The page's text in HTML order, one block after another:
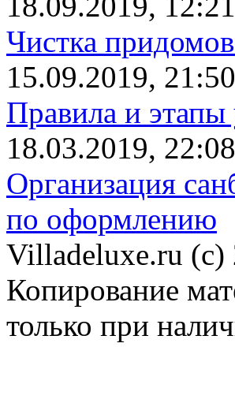
Чистка
15.09.2019, 21:50
Правила и этапы
18.03.2019, 22:08
Организация
по оформлению
Villadeluxe.ru (c)
Копирование
только при